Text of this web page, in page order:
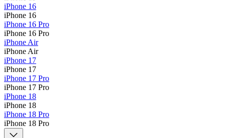
iPhone 16
iPhone 16
iPhone 16 Pro
iPhone 16 Pro
iPhone Air
iPhone Air
iPhone 17
iPhone 17
iPhone 17 Pro
iPhone 17 Pro
iPhone 18
iPhone 18
iPhone 18 Pro
iPhone 18 Pro